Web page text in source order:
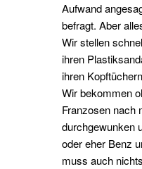
Aufwand
befragt. Aber
Wir stellen
ihren
ihren
Wir bekommen
Franzosen nach
durchgewunken
oder eher Benz
muss auch